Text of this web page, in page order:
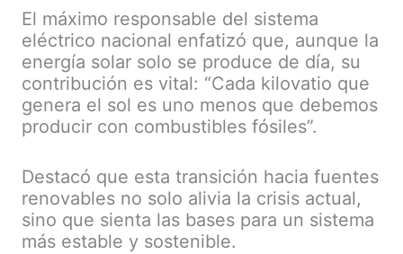
El máximo responsable del sistema
eléctrico nacional enfatizó que, aunque la
energía solar solo se produce de día, su
contribución es vital: “Cada kilovatio que
genera el sol es uno menos que debemos
producir con combustibles fósiles”.
Destacó que esta transición hacia fuentes
renovables no solo alivia la crisis actual,
sino que sienta las bases para un sistema
más estable y sostenible.